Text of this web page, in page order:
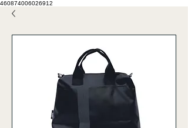
460874006026912